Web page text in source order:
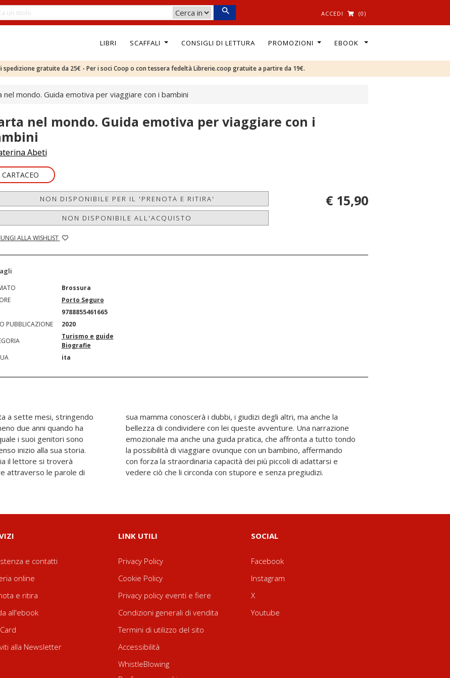
ACCEDI (0)
LIBRI SCAFFALI CONSIGLI DI LETTURA PROMOZIONI EBOOK
spedizione gratuite da 25€ - Per i soci Coop o con tessera fedeltà Librerie.coop gratuite a partire da 19€.
nel mondo. Guida emotiva per viaggiare con i bambini
nel mondo. Guida emotiva per viaggiare con i
Abeti
CARTACEO
NON DISPONIBILE PER IL 'PRENOTA E RITIRA'
NON DISPONIBILE ALL'ACQUISTO
ALLA WISHLIST
€ 15,90
Brossura
Porto Seguro
9788855461665
PUBBLICAZIONE
2020
Turismo e guide
Biografie
ita
a sette mesi, stringendo
due anni quando ha
i suoi genitori sono
inizio alla sua storia.
il lettore si troverà
attraverso le parole di
degli altri, ma anche la
Una narrazione
affronta a tutto tondo
bambino, affermando
piccoli di adattarsi e
vedere ciò che li circonda con stupore e senza pregiudizi.
e contatti
online
e ritira
all'ebook
alla Newsletter
LINK UTILI
Privacy Policy
Cookie Policy
Privacy policy eventi e fiere
Condizioni generali di vendita
Termini di utilizzo del sito
Accessibilità
WhistleBlowing
SOCIAL
Facebook
Instagram
X
Youtube